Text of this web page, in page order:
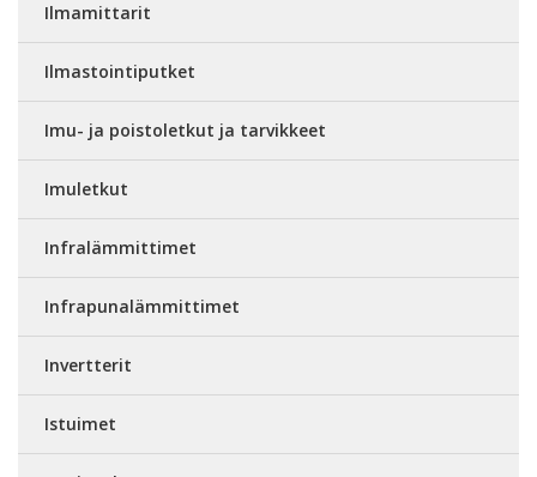
Ilmamittarit
Ilmastointiputket
Imu- ja poistoletkut ja tarvikkeet
Imuletkut
Infralämmittimet
Infrapunalämmittimet
Invertterit
Istuimet